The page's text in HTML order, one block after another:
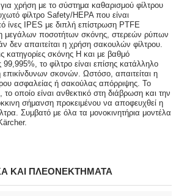
χρήση με το σύστημα καθαρισμού φίλτρου
φίλτρο Safety/HEPA που είναι
ίνες IPES με διπλή επίστρωση PTFE
μεγάλων ποσοτήτων σκόνης, στερεών ρύπων
δεν απαιτείται η χρήση σακουλών φίλτρου.
κατηγορίες σκόνης H και με βαθμό
το φίλτρο είναι επίσης κατάλληλο
σκονών. Ωστόσο, απαιτείται η
ασφαλείας ή σακούλας απόρριψης. Το
οποίο είναι ανθεκτικό στη διάβρωση και την
σήμανση προκειμένου να αποφευχθεί η
Συμβατό με όλα τα μονοκινητήρια μοντέλα
ΚΑΙ ΠΛΕΟΝΕΚΤΗΜΑΤΑ